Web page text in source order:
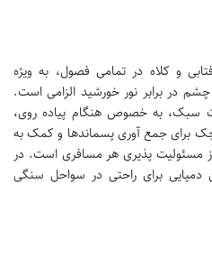
و کلاه در تمامی فصول، به ویژه
در برابر نور خورشید الزامی است.
سبک، به خصوص هنگام پیاده روی،
برای جمع آوری پسماندها و کمک به
مسئولیت پذیری هر مسافری است. در
دمپایی برای راحتی در سواحل سنگی